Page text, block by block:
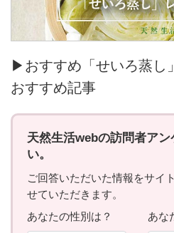
▶おすすめ「せいろ蒸し
おすすめ記事